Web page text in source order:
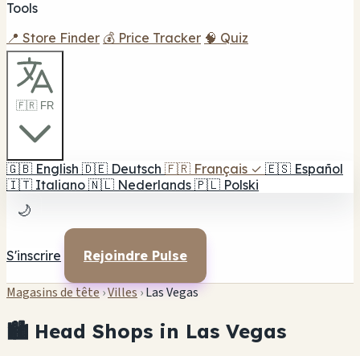
Tools
📍 Store Finder 💰 Price Tracker 🧠 Quiz
🇫🇷 FR
🇬🇧 English 🇩🇪 Deutsch 🇫🇷 Français ✓ 🇪🇸 Español
🇮🇹 Italiano 🇳🇱 Nederlands 🇵🇱 Polski
🌙
S'inscrire Rejoindre Pulse
Magasins de tête›Villes›Las Vegas
🏙️ Head Shops in Las Vegas